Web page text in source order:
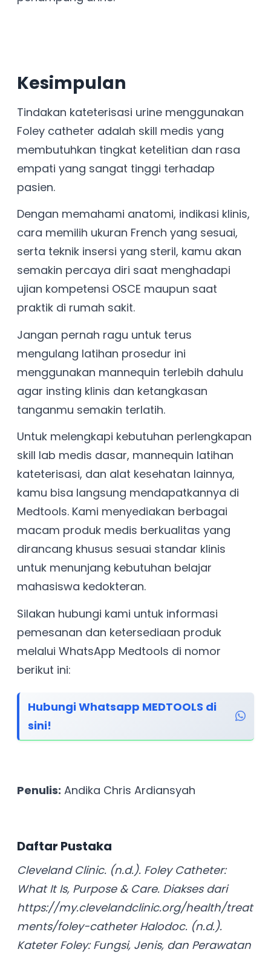
Kesimpulan
Tindakan kateterisasi urine menggunakan
Foley catheter adalah skill medis yang
membutuhkan tingkat ketelitian dan rasa
empati yang sangat tinggi terhadap
pasien.
Dengan memahami anatomi, indikasi klinis,
cara memilih ukuran French yang sesuai,
serta teknik insersi yang steril, kamu akan
semakin percaya diri saat menghadapi
ujian kompetensi OSCE maupun saat
praktik di rumah sakit.
Jangan pernah ragu untuk terus
mengulang latihan prosedur ini
menggunakan mannequin terlebih dahulu
agar insting klinis dan ketangkasan
tanganmu semakin terlatih.
Untuk melengkapi kebutuhan perlengkapan
skill lab medis dasar, mannequin latihan
kateterisasi, dan alat kesehatan lainnya,
kamu bisa langsung mendapatkannya di
Medtools. Kami menyediakan berbagai
macam produk medis berkualitas yang
dirancang khusus sesuai standar klinis
untuk menunjang kebutuhan belajar
mahasiswa kedokteran.
Silakan hubungi kami untuk informasi
pemesanan dan ketersediaan produk
melalui WhatsApp Medtools di nomor
berikut ini:
Hubungi Whatsapp MEDTOOLS di
sini!
Penulis: Andika Chris Ardiansyah
Daftar Pustaka
Cleveland Clinic. (n.d.). Foley Catheter:
What It Is, Purpose & Care. Diakses dari
https://my.clevelandclinic.org/health/treat
ments/foley-catheter Halodoc. (n.d.).
Kateter Foley: Fungsi, Jenis, dan Perawatan